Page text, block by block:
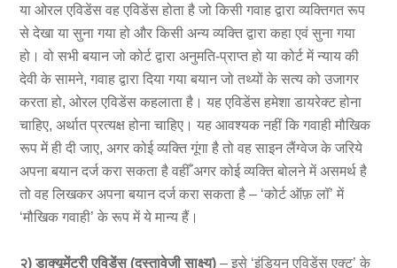
या ओरल एविडेंस वह एविडेंस होता है जो किसी गवाह द्वारा व्यक्तिगत रूप
से देखा या सुना गया हो और किसी अन्य व्यक्ति द्वारा कहा एवं सुना गया
हो। वो सभी बयान जो कोर्ट द्वारा अनुमति-प्राप्त हो या कोर्ट में न्याय की
देवी के सामने, गवाह द्वारा दिया गया बयान जो तथ्यों के सत्य को उजागर
करता हो, ओरल एविडेंस कहलाता है। यह एविडेंस हमेशा डायरेक्ट होना
चाहिए, अर्थात प्रत्यक्ष होना चाहिए। यह आवश्यक नहीं कि गवाही मौखिक
रूप में ही दी जाए, अगर कोई व्यक्ति गूंगा है तो वह साइन लैंग्वेज के जरिये
अपना बयान दर्ज करा सकता है वहीँ अगर कोई व्यक्ति बोलने में असमर्थ है
तो वह लिखकर अपना बयान दर्ज करा सकता है – ‘कोर्ट ऑफ़ लॉ’ में
‘मौखिक गवाही’ के रूप में ये मान्य हैं।
२) डाक्यूमेंट्री एविडेंस (दस्तावेजी साक्ष्य) – इसे ‘इंडियन एविडेंस एक्ट’ के